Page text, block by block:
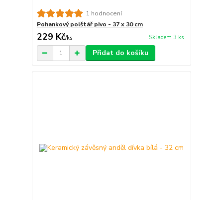
1 hodnocení
Pohankový polštář pivo - 37 x 30 cm
229 Kč/ks Skladem 3 ks
Přidat do košíku